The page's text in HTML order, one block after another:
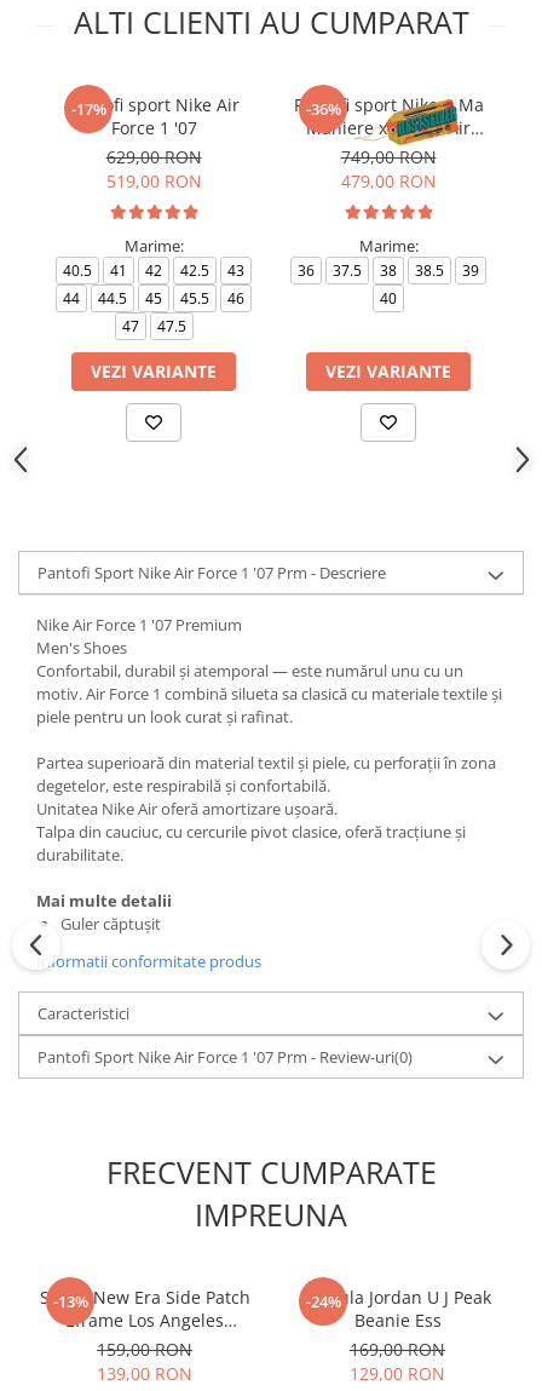
ALTI CLIENTI AU CUMPARAT
-17%
Pantofi sport Nike Air
Force 1 '07
629,00 RON
519,00 RON
Marime:
40.5 41 42 42.5
43
44
44.5 45 45.5
46
47
47.5
VEZI VARIANTE
-36%
Pantofi sport Nike A Ma
Maniere x Wmns Air
Force 1 Low 07
749,00 RON
479,00 RON
Marime:
36 37.5 38 38.5
39
40
VEZI VARIANTE
Pantofi Sport Nike Air Force 1 '07 Prm - Descriere
Nike Air Force 1 '07 Premium
Men's Shoes
Confortabil, durabil și atemporal — este numărul unu cu un
motiv. Air Force 1 combină silueta sa clasică cu materiale textile și
piele pentru un look curat și rafinat.
Partea superioară din material textil și piele, cu perforații în zona
degetelor, este respirabilă și confortabilă.
Unitatea Nike Air oferă amortizare ușoară.
Talpa din cauciuc, cu cercurile pivot clasice, oferă tracțiune și
durabilitate.
Mai multe detalii
Guler căptușit
Informatii conformitate produs
Caracteristici
Pantofi Sport Nike Air Force 1 '07 Prm - Review-uri(0)
FRECVENT CUMPARATE
IMPREUNA
-13%
Sapca New Era Side Patch
Eframe Los Angeles
Dodgers Brs
159,00 RON
139,00 RON
-24%
Caciula Jordan U J Peak
Beanie Ess
169,00 RON
129,00 RON